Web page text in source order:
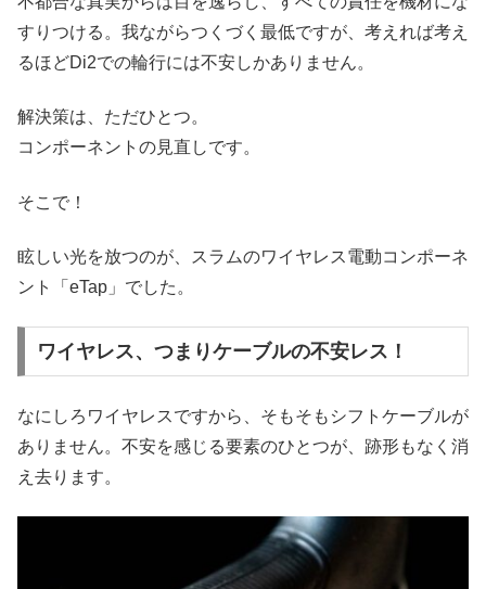
すりつける。我ながらつくづく最低ですが、考えれば考え
るほどDi2での輪行には不安しかありません。
解決策は、ただひとつ。
コンポーネントの見直しです。
そこで！
眩しい光を放つのが、スラムのワイヤレス電動コンポーネ
ント「eTap」でした。
ワイヤレス、つまりケーブルの不安レス！
なにしろワイヤレスですから、そもそもシフトケーブルが
ありません。不安を感じる要素のひとつが、跡形もなく消
え去ります。